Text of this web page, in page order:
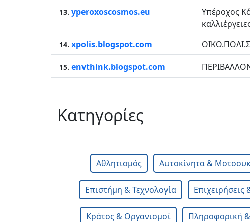
13. yperoxoscosmos.eu
Υπέροχος
14. xpolis.blogspot.com
15. envthink.blogspot.com
Κατηγορίες
Αθλητισμός Αυτοκίνητα &
Επιστήμη & Τεχνολογία Επιχειρήσεις
Κράτος & Οργανισμοί Πληροφορική